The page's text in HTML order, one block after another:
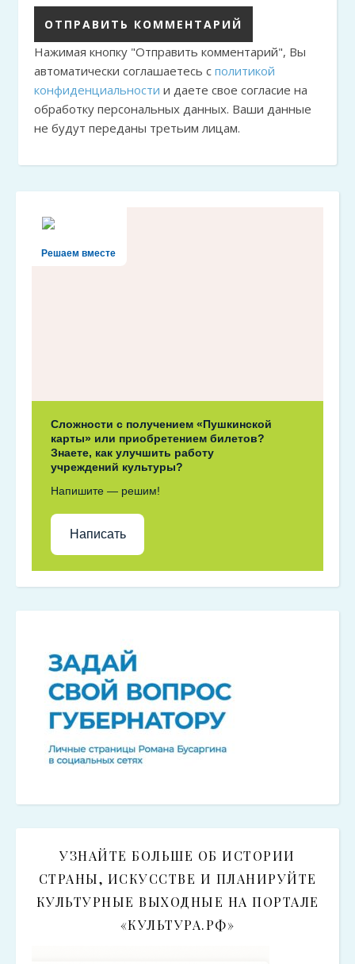
Нажимая кнопку "Отправить комментарий", Вы
автоматически соглашаетесь с политикой
конфиденциальности и даете свое согласие на
обработку персональных данных. Ваши данные
не будут переданы третьим лицам.
Решаем вместе
Сложности с получением «Пушкинской
карты» или приобретением билетов?
Знаете, как улучшить работу
учреждений культуры?
Напишите — решим!
Написать
УЗНАЙТЕ БОЛЬШЕ ОБ ИСТОРИИ
СТРАНЫ, ИСКУССТВЕ И ПЛАНИРУЙТЕ
КУЛЬТУРНЫЕ ВЫХОДНЫЕ НА ПОРТАЛЕ
«КУЛЬТУРА.РФ»